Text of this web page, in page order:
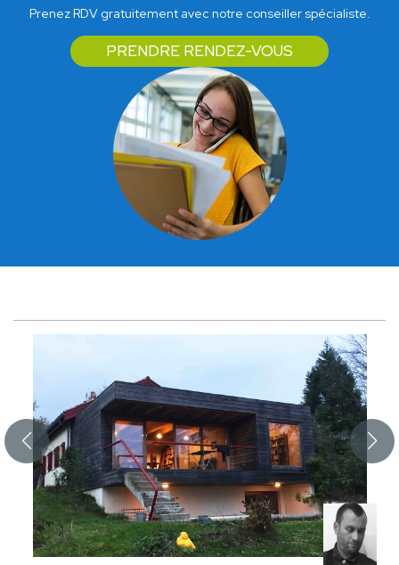
Prenez RDV gratuitement avec notre conseiller spécialiste.
PRENDRE RENDEZ-VOUS